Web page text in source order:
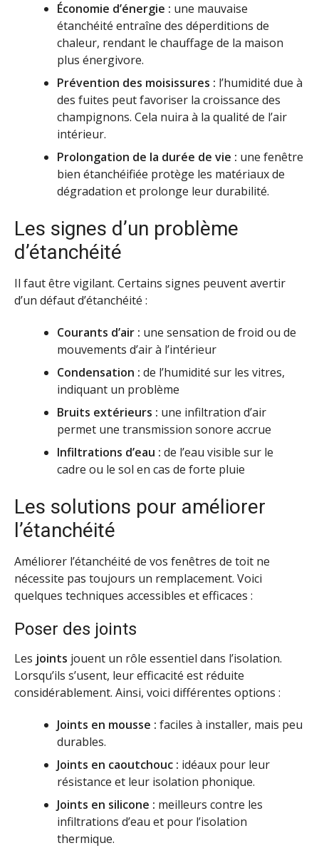
Économie d’énergie : une mauvaise
étanchéité entraîne des déperditions de
chaleur, rendant le chauffage de la maison
plus énergivore.
Prévention des moisissures : l’humidité due à
des fuites peut favoriser la croissance des
champignons. Cela nuira à la qualité de l’air
intérieur.
Prolongation de la durée de vie : une fenêtre
bien étanchéifiée protège les matériaux de
dégradation et prolonge leur durabilité.
Les signes d’un problème
d’étanchéité
Il faut être vigilant. Certains signes peuvent avertir
d’un défaut d’étanchéité :
Courants d’air : une sensation de froid ou de
mouvements d’air à l’intérieur
Condensation : de l’humidité sur les vitres,
indiquant un problème
Bruits extérieurs : une infiltration d’air
permet une transmission sonore accrue
Infiltrations d’eau : de l’eau visible sur le
cadre ou le sol en cas de forte pluie
Les solutions pour améliorer
l’étanchéité
Améliorer l’étanchéité de vos fenêtres de toit ne
nécessite pas toujours un remplacement. Voici
quelques techniques accessibles et efficaces :
Poser des joints
Les joints jouent un rôle essentiel dans l’isolation.
Lorsqu’ils s’usent, leur efficacité est réduite
considérablement. Ainsi, voici différentes options :
Joints en mousse : faciles à installer, mais peu
durables.
Joints en caoutchouc : idéaux pour leur
résistance et leur isolation phonique.
Joints en silicone : meilleurs contre les
infiltrations d’eau et pour l’isolation
thermique.